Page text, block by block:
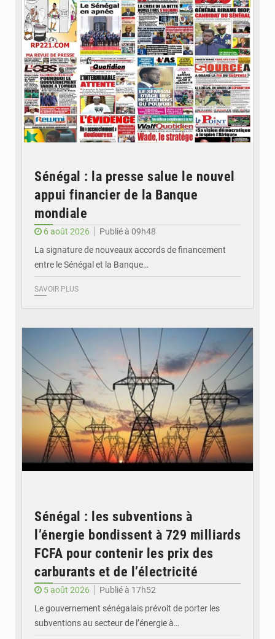
Sénégal : la presse salue le nouvel
appui financier de la Banque
mondiale
6 août 2026
Publié à 09h48
La signature de nouveaux accords de financement
entre le Sénégal et la Banque…
SAVOIR PLUS
Sénégal : les subventions à
l’énergie bondissent à 729 milliards
FCFA pour contenir les prix des
carburants et de l’électricité
5 août 2026
Publié à 17h52
Le gouvernement sénégalais prévoit de porter les
subventions au secteur de l’énergie à…